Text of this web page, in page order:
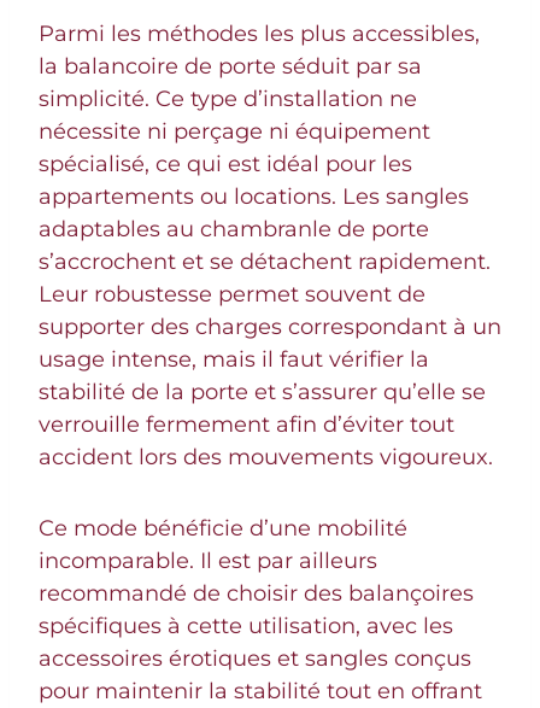
Parmi les méthodes les plus accessibles,
la balancoire de porte séduit par sa
simplicité. Ce type d’installation ne
nécessite ni perçage ni équipement
spécialisé, ce qui est idéal pour les
appartements ou locations. Les sangles
adaptables au chambranle de porte
s’accrochent et se détachent rapidement.
Leur robustesse permet souvent de
supporter des charges correspondant à un
usage intense, mais il faut vérifier la
stabilité de la porte et s’assurer qu’elle se
verrouille fermement afin d’éviter tout
accident lors des mouvements vigoureux.
Ce mode bénéficie d’une mobilité
incomparable. Il est par ailleurs
recommandé de choisir des balançoires
spécifiques à cette utilisation, avec les
accessoires érotiques et sangles conçus
pour maintenir la stabilité tout en offrant